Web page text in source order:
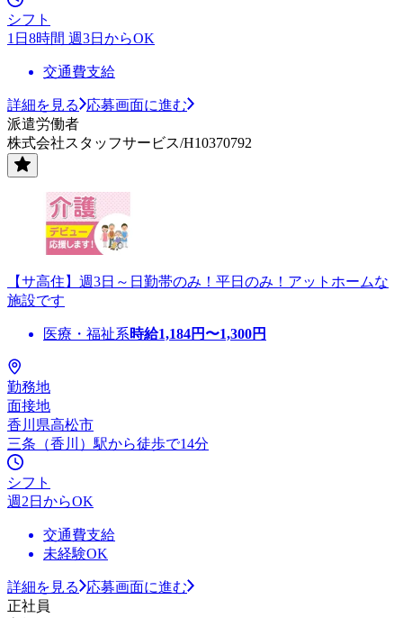
シフト
1日8時間 週3日からOK
交通費支給
詳細を見る
応募画面に進む
派遣労働者
株式会社スタッフサービス/H10370792
【サ高住】週3日～日勤帯のみ！平日のみ！アットホームな
施設です
医療・福祉系時給1,184円〜1,300円
勤務地
面接地
香川県高松市
三条（香川）駅から徒歩で14分
シフト
週2日からOK
交通費支給
未経験OK
詳細を見る
応募画面に進む
正社員